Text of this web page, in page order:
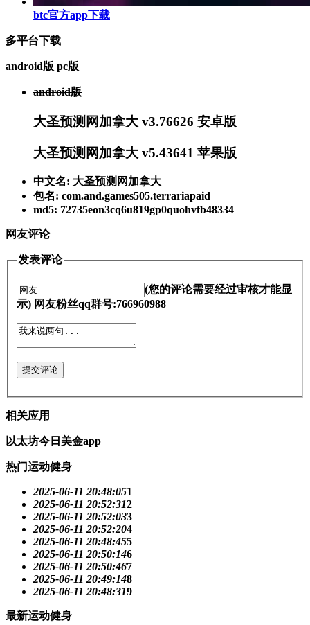
btc官方app下载
多平台下载
android版 pc版
android版
大圣预测网加拿大 v3.76626 安卓版
大圣预测网加拿大 v5.43641 苹果版
中文名: 大圣预测网加拿大
包名: com.and.games505.terrariapaid
md5: 72735eon3cq6u819gp0quohvfb48334
网友评论
发表评论
(您的评论需要经过审核才能显
示) 网友粉丝qq群号:766960988
提交评论
相关应用
以太坊今日美金app
热门运动健身
2025-06-11 20:48:051
2025-06-11 20:52:312
2025-06-11 20:52:033
2025-06-11 20:52:204
2025-06-11 20:48:455
2025-06-11 20:50:146
2025-06-11 20:50:467
2025-06-11 20:49:148
2025-06-11 20:48:319
最新运动健身